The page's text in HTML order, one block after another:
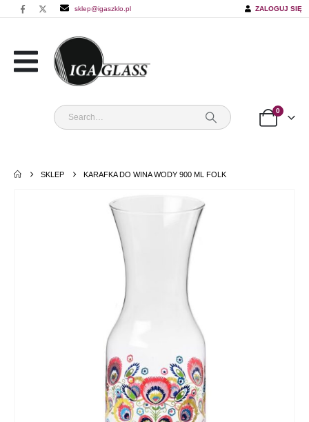
sklep@igaszklo.pl ZALOGUJ SIĘ
0
SKLEP KARAFKA DO WINA WODY 900 ML FOLK